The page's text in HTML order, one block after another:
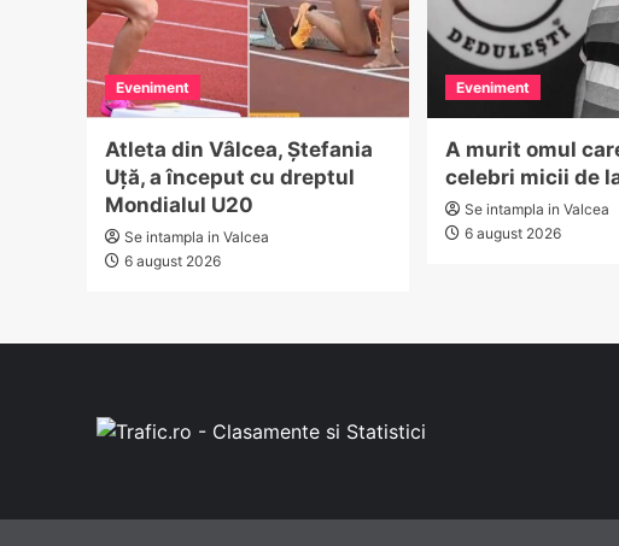
Eveniment
Atleta din Vâlcea, Ștefania
Uță, a început cu dreptul
Mondialul U20
Se intampla in Valcea
6 august 2026
Eveniment
A murit omul
celebri micii de
Se intampla in Valcea
6 august 2026